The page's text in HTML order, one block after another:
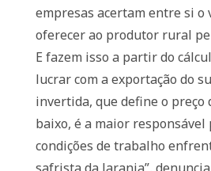
empresas acertam entre si o
oferecer ao produtor rural
E fazem isso a partir do
lucrar com a exportação do
invertida, que define o preço
baixo, é a maior responsável
condições de trabalho